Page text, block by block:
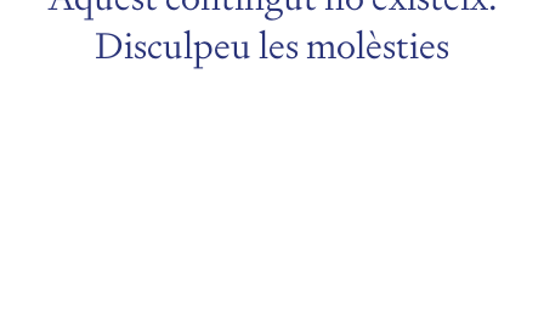
Disculpeu les molèsties